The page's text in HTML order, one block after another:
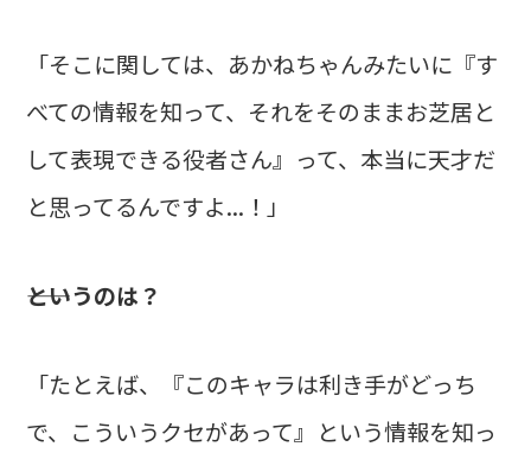
「そこに関しては、あかねちゃんみたいに『す
べての情報を知って、それをそのままお芝居と
して表現できる役者さん』って、本当に天才だ
と思ってるんですよ...！」
――というのは？
「たとえば、『このキャラは利き手がどっち
で、こういうクセがあって』という情報を知っ